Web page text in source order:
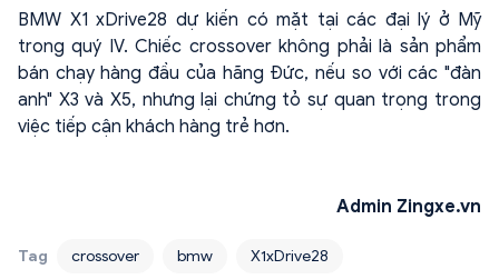
BMW X1 xDrive28 dự kiến có mặt tại các đại lý ở Mỹ
trong quý IV. Chiếc crossover không phải là sản phẩm
bán chạy hàng đầu của hãng Đức, nếu so với các "đàn
anh" X3 và X5, nhưng lại chứng tỏ sự quan trọng trong
việc tiếp cận khách hàng trẻ hơn.
Admin Zingxe.vn
Tag crossover bmw X1xDrive28